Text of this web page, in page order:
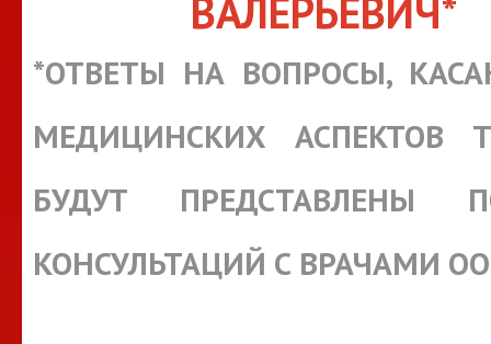
ВАЛЕРЬЕВИЧ*
*ОТВЕТЫ НА ВОПРОСЫ,
МЕДИЦИНСКИХ АСПЕКТОВ
БУДУТ ПРЕДСТАВЛЕНЫ
КОНСУЛЬТАЦИЙ С ВРАЧАМИ